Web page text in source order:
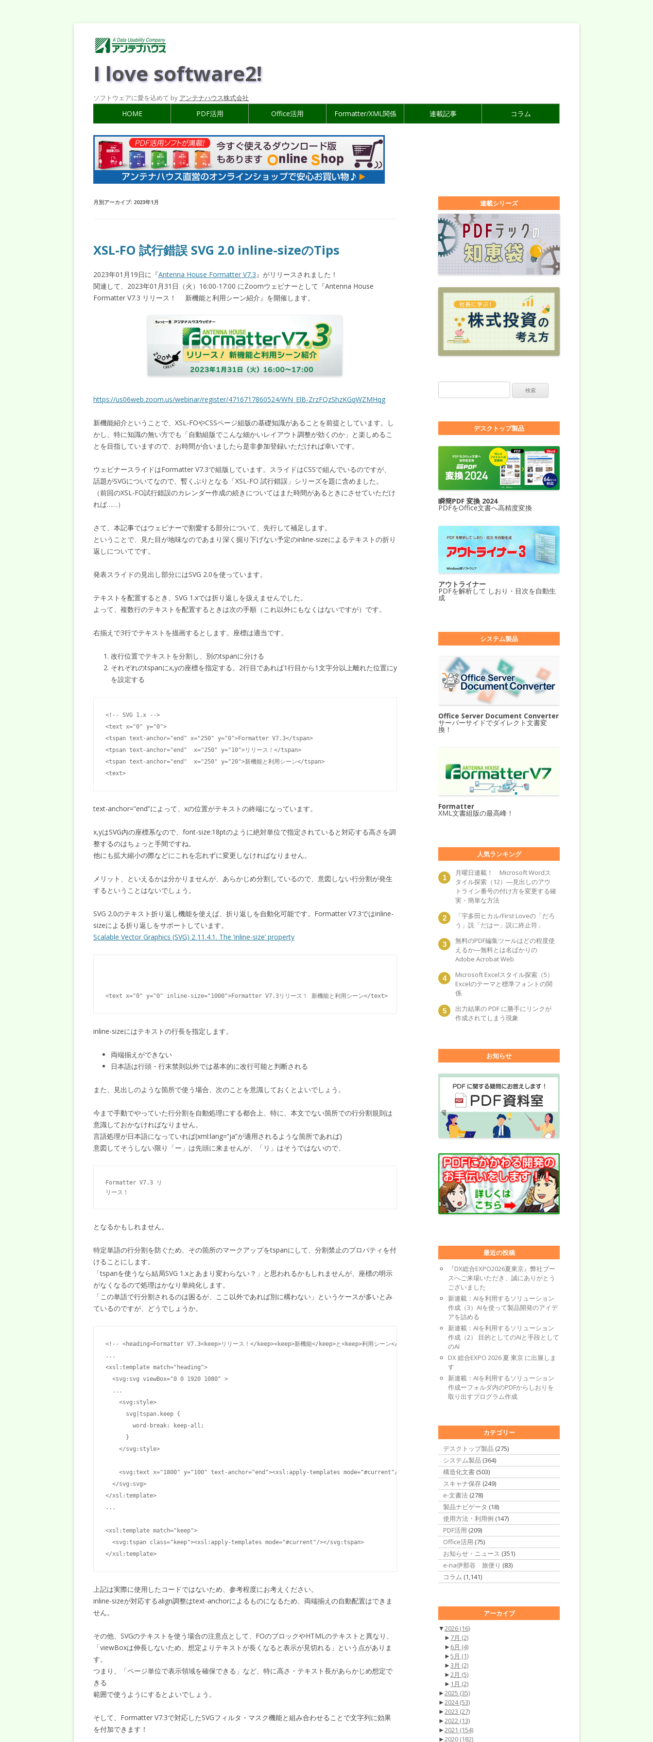
I love software2!
ソフトウェアに愛を込めて by アンテナハウス株式会社
HOME PDF活用 Office活用 Formatter/XML関係 連載記事 コラム
月別アーカイブ: 2023年1月
XSL-FO 試行錯誤 SVG 2.0 inline-sizeのTips
2023年01月19日に『Antenna House Formatter V7.3』がリリースされました！
関連して、2023年01月31日（火）16:00-17:00 にZoomウェビナーとして『Antenna House
Formatter V7.3 リリース！ 新機能と利用シーン紹介』を開催します。
https://us06web.zoom.us/webinar/register/4716717860524/WN_ElB-ZrzFQzShzKGqWZMHqg
新機能紹介ということで、XSL-FOやCSSページ組版の基礎知識があることを前提としています。し
かし、特に知識の無い方でも「自動組版でこんな細かいレイアウト調整が効くのか」と楽しめるこ
とを目指していますので、お時間が合いましたら是非参加登録いただければ幸いです。
ウェビナースライドはFormatter V7.3で組版しています。スライドはCSSで組んでいるのですが、
話題がSVGについてなので、暫くぶりとなる「XSL-FO 試行錯誤」シリーズを題に含めました。
（前回のXSL-FO試行錯誤のカレンダー作成の続きについてはまた時間があるときにさせていただけ
れば……）
さて、本記事ではウェビナーで割愛する部分について、先行して補足します。
ということで、見た目が地味なのであまり深く掘り下げない予定のinline-sizeによるテキストの折り
返しについてです。
発表スライドの見出し部分にはSVG 2.0を使っています。
テキストを配置するとき、SVG 1.xでは折り返しを扱えませんでした。
よって、複数行のテキストを配置するときは次の手順（これ以外にもなくはないですが）です。
右揃えで3行でテキストを描画するとします。座標は適当です。
改行位置でテキストを分割し、別のtspanに分ける
それぞれのtspanにx,yの座標を指定する。2行目であれば1行目から1文字分以上離れた位置にy
を設定する
<!-- SVG 1.x -->
<text x="0" y="0">
<tspan text-anchor="end" x="250" y="0">Formatter V7.3</tspan>
<tpsan text-anchor="end"  x="250" y="10">リリース！</tspan>
<tspan text-anchor="end"  x="250" y="20">新機能と利用シーン</tspan>
<text>
text-anchor=”end”によって、xの位置がテキストの終端になっています。
x,yはSVG内の座標系なので、font-size:18ptのように絶対単位で指定されていると対応する高さを調
整するのはちょっと手間ですね。
他にも拡大縮小の際などにこれを忘れずに変更しなければなりません。
メリット、といえるかは分かりませんが、あらかじめ分割しているので、意図しない行分割が発生
するということはないでしょう。
SVG 2.0のテキスト折り返し機能を使えば、折り返しを自動化可能です。Formatter V7.3ではinline-
sizeによる折り返しをサポートしています。
Scalable Vector Graphics (SVG) 2 11.4.1. The ‘inline-size’ property
inline-sizeにはテキストの行長を指定します。
両端揃えができない
日本語は行頭・行末禁則以外では基本的に改行可能と判断される
また、見出しのような箇所で使う場合、次のことを意識しておくとよいでしょう。
今まで手動でやっていた行分割を自動処理にする都合上、特に、本文でない箇所での行分割規則は
意識しておかなければなりません。
言語処理が日本語になっていれば(xml:lang=”ja”が適用されるような箇所であれば)
意図してそうしない限り「ー」は先頭に来ませんが、「リ」はそうではないので、
Formatter V7.3 リ
となるかもしれません。
特定単語の行分割を防ぐため、その箇所のマークアップをtspanにして、分割禁止のプロパティを付
けることにします。
「tspanを使うなら結局SVG 1.xとあまり変わらない？」と思われるかもしれませんが、座標の明示
がなくなるので処理はかなり単純化します。
「この単語で行分割されるのは困るが、ここ以外であれば別に構わない」というケースが多いとみ
ているのですが、どうでしょうか。
<!-- <heading>Formatter V7.3<keep>リリース！</keep><keep>新機能</keep>と<keep>利用シーン</keep></heading> -->
...
<xsl:template match="heading">
  <svg:svg viewBox="0 0 1920 1080" >
  ...
    <svg:style>
      svg|tspan.keep {
        word-break: keep-all;
      }
    </svg:style>
    <svg:text x="1800" y="100" text-anchor="end"><xsl:apply-templates mode="#current"/></svg:text>
  </svg:svg>
</xsl:template>
...
<xsl:template match="keep">
  <svg:tspan class="keep"><xsl:apply-templates mode="#current"/></svg:tspan>
</xsl:template>
上記は実際に使用したコードではないため、参考程度にお考えください。
inline-sizeが対応するalign調整はtext-anchorによるものになるため、両端揃えの自動配置はできま
せん。
その他、SVGのテキストを使う場合の注意点として、FOのブロックやHTMLのテキストと異なり、
「viewBoxは伸長しないため、想定よりテキストが長くなると表示が見切れる」という点がありま
す。
つまり、「ページ単位で表示領域を確保できる」など、特に高さ・テキスト長があらかじめ想定で
きる
範囲で使うようにするとよいでしょう。
そして、Formatter V7.3で対応したSVGフィルタ・マスク機能と組み合わせることで文字列に効果
を付加できます！
連載シリーズ
デスクトップ製品
瞬簡PDF 変換 2024
PDFをOffice文書へ高精度変換
アウトライナー
PDFを解析して しおり・目次を自動生
成
システム製品
Office Server Document Converter
サーバーサイドでダイレクト文書変
換！
Formatter
XML文書組版の最高峰！
人気ランキング
月曜日連載！ Microsoft Wordス
タイル探索（12）―見出しのアウ
トライン番号の付け方を変更する確
実・簡単な方法
「宇多田ヒカル/First Loveの「だろ
う」説「だはー」説に終止符」
無料のPDF編集ツールはどの程度使
えるか―無料とは名ばかりの
Adobe Acrobat Web
Microsoft Excelスタイル探索（5）
Excelのテーマと標準フォントの関
係
出力結果の PDF に勝手にリンクが
作成されてしまう現象
お知らせ
最近の投稿
『DX総合EXPO2026夏東京』弊社ブー
スへご来場いただき、誠にありがとう
ございました
新連載：AIを利用するソリューション
作成（3）AIを使って製品開発のアイデ
アを詰める
新連載：AIを利用するソリューション
作成（2） 目的としてのAIと手段として
のAI
DX 総合EXPO 2026 夏 東京 に出展しま
す
新連載：AIを利用するソリューション
作成ーフォルダ内のPDFからしおりを
取り出すプログラム作成
カテゴリー
デスクトップ製品 (275)
システム製品 (364)
構造化文書 (503)
スキャナ保存 (249)
e-文書法 (278)
製品ナビゲータ (18)
使用方法・利用例 (147)
PDF活用 (209)
Office活用 (75)
お知らせ・ニュース (351)
e-na伊那谷 旅便り (83)
コラム (1,141)
アーカイブ
▼2026 (16)
► 7月 (2)
► 6月 (4)
►5月 (1)
►3月 (2)
►2月 (5)
► 1月 (2)
►2025 (35)
►2024(53)
►2023 (27)
►2022 (13)
►2021 (154)
►2020 (182)